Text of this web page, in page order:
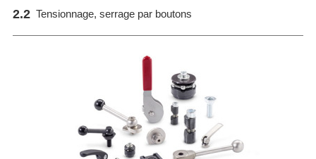
2.2 Tensionnage, serrage par boutons